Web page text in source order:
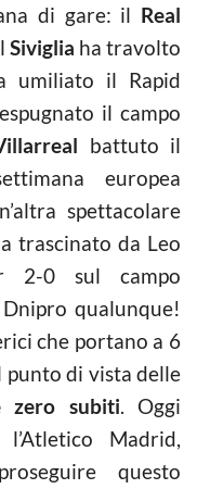
di gare: il Real
Siviglia ha travolto
umiliato il Rapid
il campo
battuto il
europea
spettacolare
trascinato da Leo
2-0 sul campo
qualunque!
che portano a 6
punto di vista delle
subiti. Oggi
Madrid,
questo